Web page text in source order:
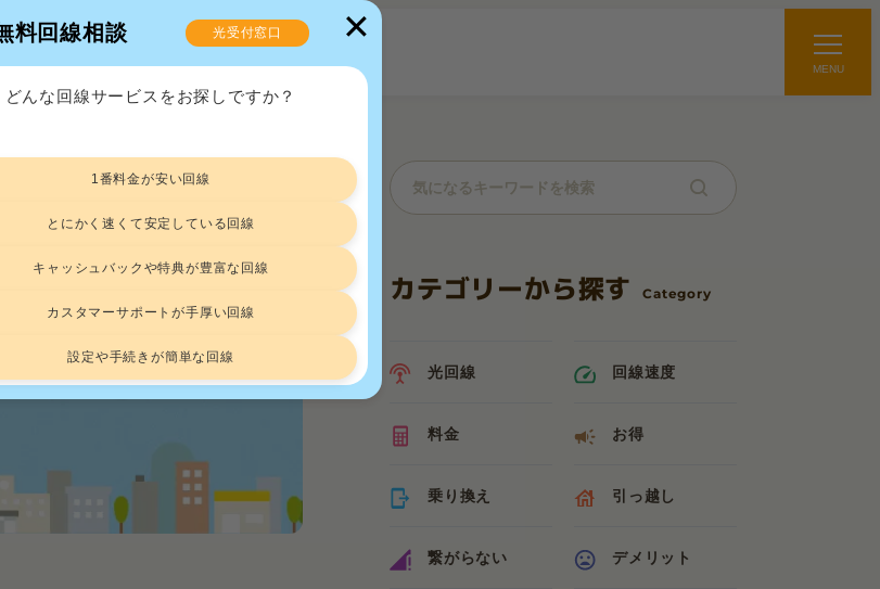
MENU
プラン・キャンペーンを徹底解説！
って高い？
ーンを徹底解
カテゴリーから探す
光回線 回線速度
料金 お得
乗り換え 引っ越し
繋がらない デメリット
✕
料回線相談 光受付窓口
どんな回線サービスをお探しですか？
1番料金が安い回線
とにかく速くて安定している回線
キャッシュバックや特典が豊富な回線
カスタマーサポートが手厚い回線
設定や手続きが簡単な回線